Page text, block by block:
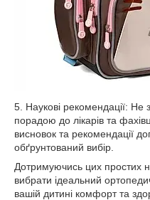
5. Наукові рекомендації: Не
порадою до лікарів та
висновок та рекомендації
обґрунтований вибір.
Дотримуючись цих простих
вибрати ідеальний
вашій дитині комфорт та